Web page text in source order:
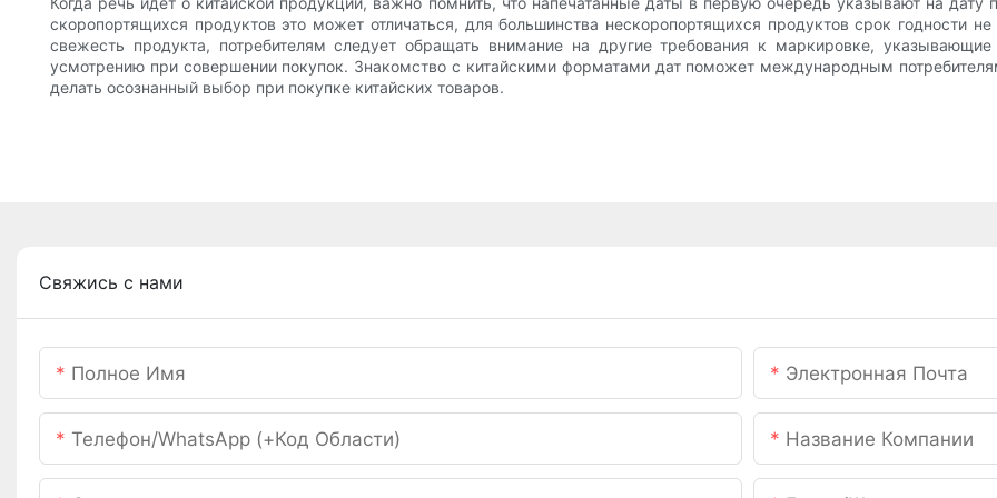
скоропортящихся продуктов это может отличаться, для большинства нескоропортящихся продуктов срок годности
свежесть продукта, потребителям следует обращать внимание на другие требования к маркировке,
усмотрению при совершении покупок. Знакомство с китайскими форматами дат поможет международным
делать осознанный выбор при покупке китайских товаров.
Свяжись с нами
Полное Имя Электронная Почта
Телефон/WhatsApp (+код Области) Название Компании